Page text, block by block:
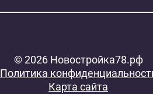
© 2026 Новостройка78.рф
Политика
Карта сайта